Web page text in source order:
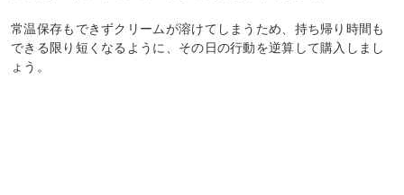
常温保存もできずクリームが溶けてしまうため、持ち帰り時間も
できる限り短くなるように、その日の行動を逆算して購入しまし
ょう。